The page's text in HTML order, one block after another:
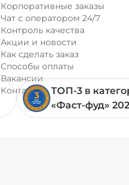
Корпоративные заказы
Чат с оператором 24/7
Контроль качества
Акции и новости
Как сделать заказ
Способы оплаты
Вакансии
Контакты
ТОП-3 в
«Фаст-фуд»